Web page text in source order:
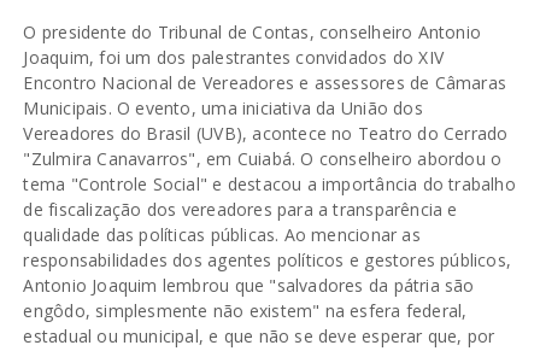
O presidente do Tribunal de Contas, conselheiro Antonio
Joaquim, foi um dos palestrantes convidados do XIV
Encontro Nacional de Vereadores e assessores de Câmaras
Municipais. O evento, uma iniciativa da União dos
Vereadores do Brasil (UVB), acontece no Teatro do Cerrado
"Zulmira Canavarros", em Cuiabá. O conselheiro abordou o
tema "Controle Social" e destacou a importância do trabalho
de fiscalização dos vereadores para a transparência e
qualidade das políticas públicas. Ao mencionar as
responsabilidades dos agentes políticos e gestores públicos,
Antonio Joaquim lembrou que "salvadores da pátria são
engôdo, simplesmente não existem" na esfera federal,
estadual ou municipal, e que não se deve esperar que, por